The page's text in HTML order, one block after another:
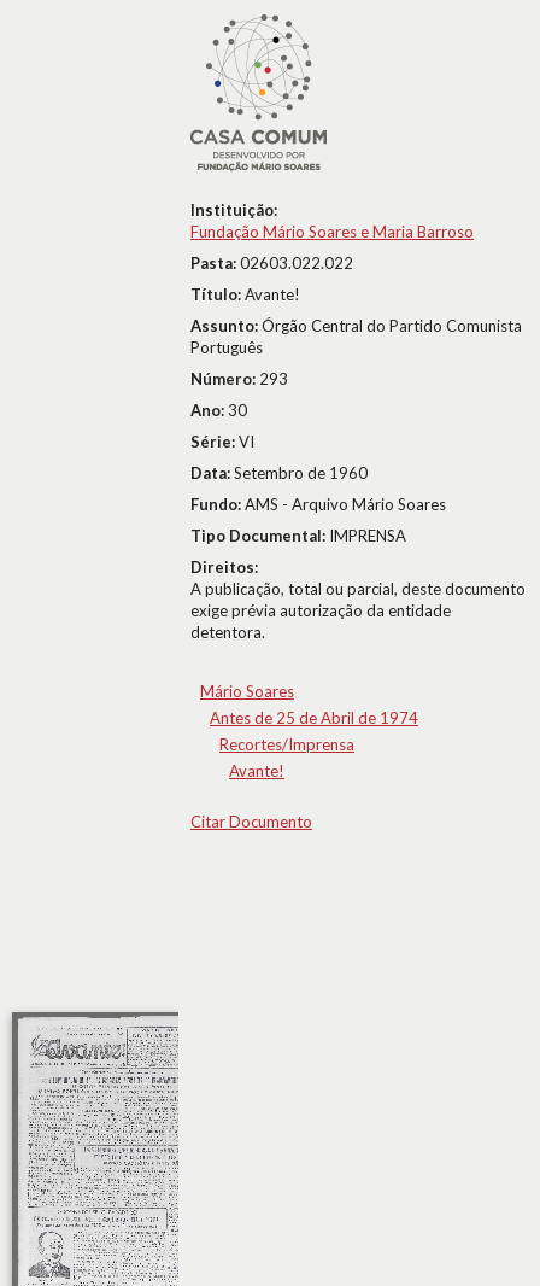
Instituição:
Fundação Mário Soares e Maria Barroso
Pasta:02603.022.022
Título:Avante!
Assunto:Órgão Central do Partido Comunista
Português
Número: 293
Ano:30
Série:VI
Data:Setembro de 1960
Fundo:AMS - Arquivo Mário Soares
Tipo Documental: IMPRENSA
Direitos:
A publicação, total ou parcial, deste documento
exige prévia autorização da entidade
detentora.
Mário Soares
Antes de 25 de Abril de 1974
Recortes/Imprensa
Avante!
Citar Documento